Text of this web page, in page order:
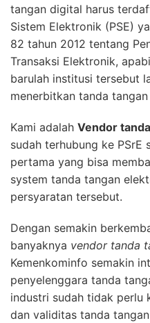
tangan digital harus
Sistem Elektronik (PSE)
82 tahun 2012 tentang
Transaksi Elektronik,
barulah institusi tersebut
menerbitkan tanda
Kami adalah Vendor
sudah terhubung ke PSrE
pertama yang bisa
system tanda tangan
persyaratan tersebut.
Dengan semakin
banyaknya vendor tanda
Kemenkominfo semakin
penyelenggara tanda
industri sudah tidak perlu
dan validitas tanda